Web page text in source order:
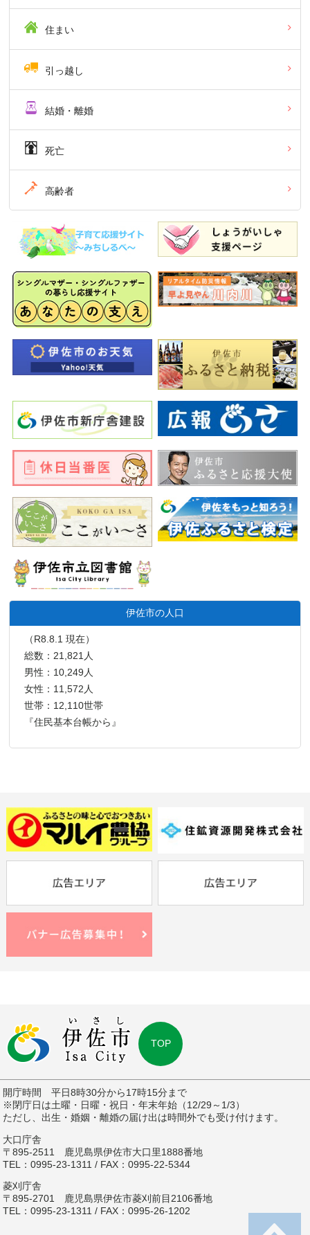
住まい
引っ越し
結婚・離婚
死亡
高齢者
伊佐市の人口
（R8.8.1 現在）
総数：21,821人
男性：10,249人
女性：11,572人
世帯：12,110世帯
『住民基本台帳から』
TOP
開庁時間 平日8時30分から17時15分まで
※閉庁日は土曜・日曜・祝日・年末年始（12/29～1/3）
ただし、出生・婚姻・離婚の届け出は時間外でも受け付けます。
大口庁舎
〒895-2511 鹿児島県伊佐市大口里1888番地
TEL：0995-23-1311 / FAX：0995-22-5344
菱刈庁舎
〒895-2701 鹿児島県伊佐市菱刈前目2106番地
TEL：0995-23-1311 / FAX：0995-26-1202